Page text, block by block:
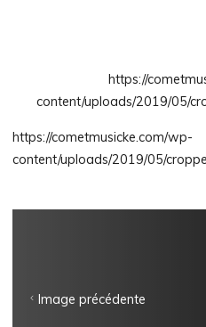
https://
content/uploads/2019/05/
https://cometmusicke.com/wp-
content/uploads/2019/05/
Image précédente